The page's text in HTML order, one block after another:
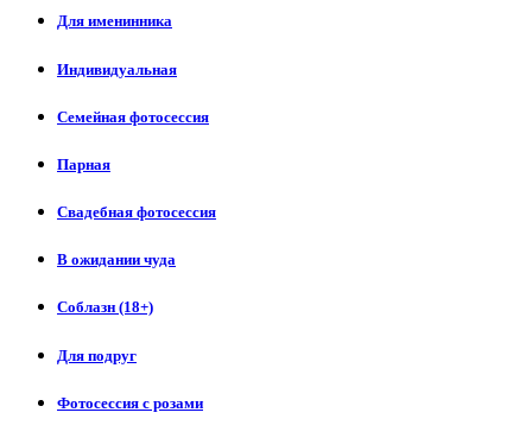
Для именинника
Индивидуальная
Семейная фотосессия
Парная
Свадебная фотосессия
В ожидании чуда
Соблазн (18+)
Для подруг
Фотосессия с розами